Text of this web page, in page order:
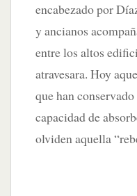
encabezado por
y ancianos
entre los altos
atravesara. Hoy
que han
capacidad de
olviden aquella